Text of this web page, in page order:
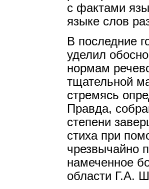
с фактами
языке слов
В последние
уделил
нормам
тщательной
стремясь
Правда,
степени
стиха при
чрезвычайно
намеченное
области Г.А.